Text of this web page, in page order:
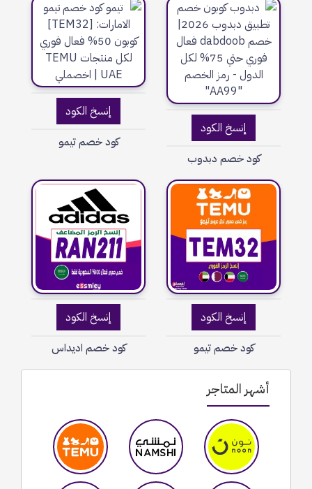
أشهر المتاجر
إنسخ الكود
كود خصم دبدوب
إنسخ الكود
كود خصم تيمو
إنسخ الكود
كود خصم تيمو
إنسخ الكود
كود خصم اديداس